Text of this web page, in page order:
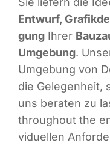
Ent­wurf,
gungIhrer
Umge­bung.
Umge­bung von
die Gele­gen­heit,
uns bera­ten zu
throug­hout the
vi­du­el­len